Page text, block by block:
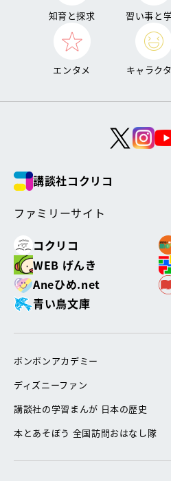
知育と探求 習い事と
エンタメ キャラク
講談社コクリコ
ファミリーサイト
コクリコ
WEB げんき
Aneひめ.net
青い鳥文庫
ボンボンアカデミー
ディズニーファン
講談社の学習まんが 日本の歴史
本とあそぼう 全国訪問おはなし隊